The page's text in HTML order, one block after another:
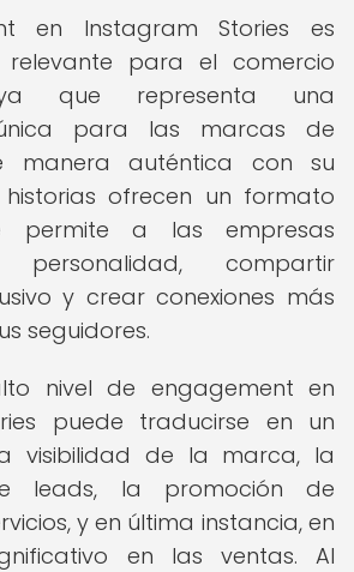
en Instagram Stories es
relevante para el comercio
ya que representa una
para las marcas de
manera auténtica con su
historias ofrecen un formato
permite a las empresas
compartir
y crear conexiones más
seguidores.
nivel de engagement en
puede traducirse en un
visibilidad de la marca, la
leads, la promoción de
y en última instancia, en
en las ventas. Al